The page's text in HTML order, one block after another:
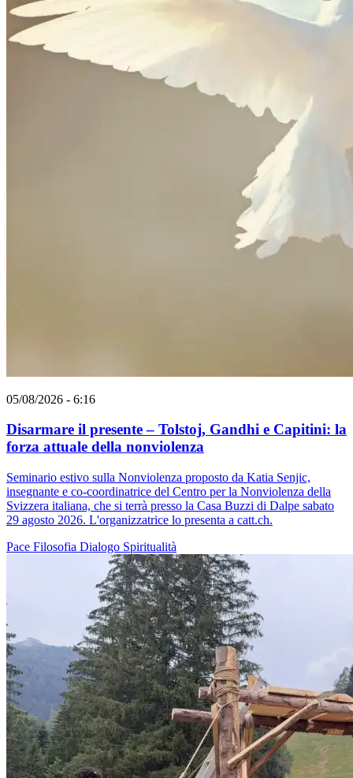
05/08/2026 - 6:16
Disarmare il presente – Tolstoj, Gandhi e Capitini: la
forza attuale della nonviolenza
Seminario estivo sulla Nonviolenza proposto da Katia Senjic,
insegnante e co-coordinatrice del Centro per la Nonviolenza della
Svizzera italiana, che si terrà presso la Casa Buzzi di Dalpe sabato
29 agosto 2026. L'organizzatrice lo presenta a catt.ch.
Pace Filosofia Dialogo Spiritualità